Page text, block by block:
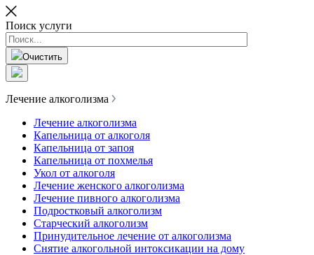
Поиск услуги
Очистить
Лечение алкоголизма
Лечение алкоголизма
Капельница от алкоголя
Капельница от запоя
Капельница от похмелья
Укол от алкоголя
Лечение женского алкоголизма
Лечение пивного алкоголизма
Подростковый алкоголизм
Старческий алкоголизм
Принудительное лечение от алкоголизма
Снятие алкогольной интоксикации на дому